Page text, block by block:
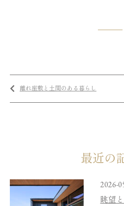
離れ座敷と土間のある暮らし
最近の
2026-
眺望